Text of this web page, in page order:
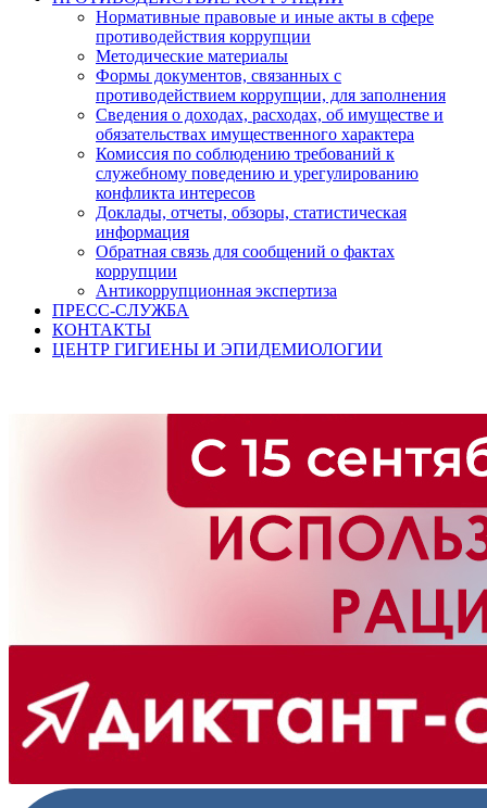
Нормативные правовые и иные акты в сфере
противодействия коррупции
Методические материалы
Формы документов, связанных с
противодействием коррупции, для заполнения
Сведения о доходах, расходах, об имуществе и
обязательствах имущественного характера
Комиссия по соблюдению требований к
служебному поведению и урегулированию
конфликта интересов
Доклады, отчеты, обзоры, статистическая
информация
Обратная связь для сообщений о фактах
коррупции
Антикоррупционная экспертиза
ПРЕСС-СЛУЖБА
КОНТАКТЫ
ЦЕНТР ГИГИЕНЫ И ЭПИДЕМИОЛОГИИ